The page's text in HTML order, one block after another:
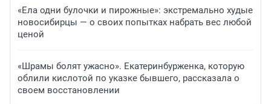
«Ела одни булочки и пирожные»: экстремально худые
новосибирцы — о своих попытках набрать вес любой
ценой
«Шрамы болят ужасно». Екатеринбурженка, которую
облили кислотой по указке бывшего, рассказала о
своем восстановлении